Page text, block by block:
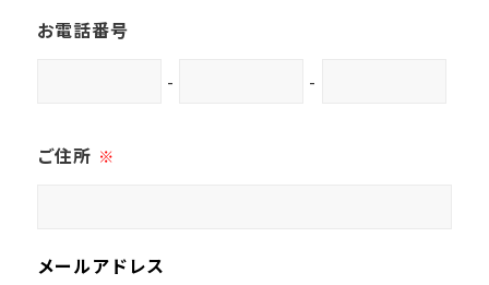
お電話番号
-
-
ご住所 ※
メールアドレス